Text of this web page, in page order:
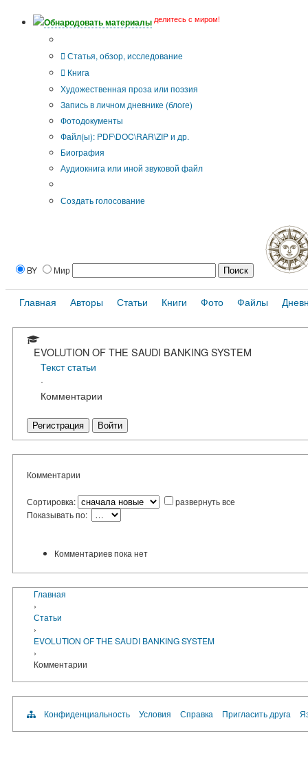
Обнародовать материалы делитесь с миром!
Статья, обзор, исследование
Книга
Художественная проза или поэзия
Запись в личном дневнике (блоге)
Фотодокументы
Файл(ы): PDF\DOC\RAR\ZIP и др.
Биография
Аудиокнига или иной звуковой файл
Создать голосование
BY Мир
Главная Авторы Статьи Книги Фото Файлы
EVOLUTION OF THE SAUDI BANKING SYSTEM
Текст статьи
·
Комментарии
Регистрация Войти
Комментарии
Сортировка:
развернуть все
Показывать по:
Комментариев пока нет
Главная
›
Статьи
›
EVOLUTION OF THE SAUDI BANKING SYSTEM
›
Комментарии
Конфиденциальность Условия Справка Пригласить друга